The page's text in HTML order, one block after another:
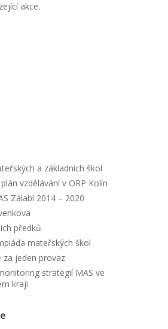
akce.
a základních škol
vzdělávání v ORP Kolín
Zálabí 2014 – 2020
předků
mateřských škol
za jeden provaz
strategií MAS ve
kraji